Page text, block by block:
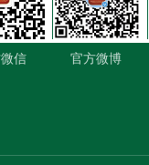
信 官方微博